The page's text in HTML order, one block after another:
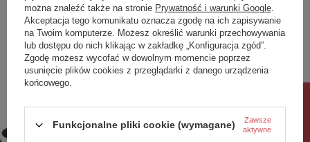
Poprzedni z tej kategorii Następny z tej kategorii
można znaleźć także na stronie Prywatność i warunki Google
Akceptacja tego komunikatu oznacza zgodę na ich zapisywanie
na Twoim komputerze. Możesz określić warunki przechowywania
lub dostępu do nich klikając w zakładkę „Konfiguracja zgód”.
Zgodę możesz wycofać w dowolnym momencie poprzez
usunięcie plików cookies z przeglądarki z danego urządzenia
końcowego.
Funkcjonalne pliki cookie (wymagane)
Zawsze
aktywne